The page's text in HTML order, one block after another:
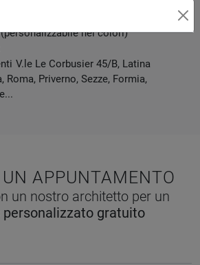
nei colori)
V.le Le Corbusier 45/B, Latina
Roma, Priverno, Sezze, Formia,
APPUNTAMENTO
un nostro architetto per un
gratuito